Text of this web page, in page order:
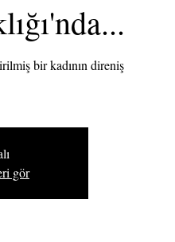
bir kadının direniş
gör